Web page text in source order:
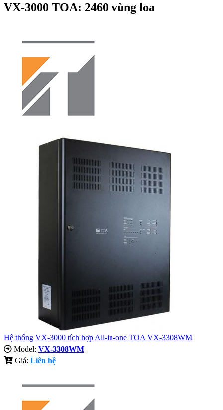
VX-3000 TOA: 2460 vùng loa
Hệ thống VX-3000 tích hợp All-in-one TOA VX-3308WM
Model: VX-3308WM
Giá: Liên hệ